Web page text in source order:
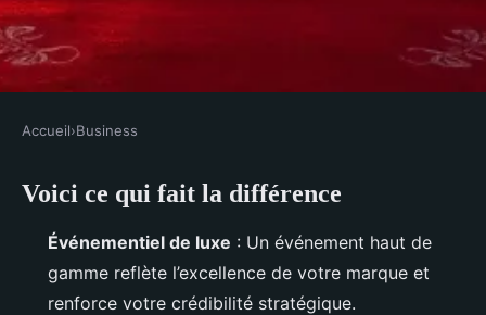
Événements de prestige à Paris :
l'excellence du sur-mesure
Meissa•30/03/2026 09:57•11 min de lecture
Accueil›Business
Voici ce qui fait la différence
Événementiel de luxe : Un événement haut de
gamme reflète l’excellence de votre marque et
renforce votre crédibilité stratégique.